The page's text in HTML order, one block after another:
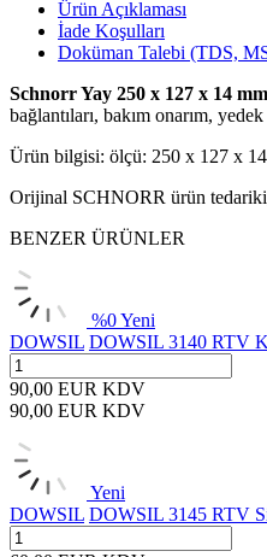
Ürün Açıklaması
İade Koşulları
Doküman Talebi (TDS,
Schnorr Yay 250 x 127 x 14
bağlantıları, bakım onarım,
Ürün bilgisi: ölçü: 250 x 127 x
Orijinal SCHNORR ürün tedariki,
BENZER ÜRÜNLER
%0Yeni
DOWSIL DOWSIL 3140 RTV
90,00 EUR KDV
90,00 EUR KDV
Yeni
DOWSIL DOWSIL 3145 RTV